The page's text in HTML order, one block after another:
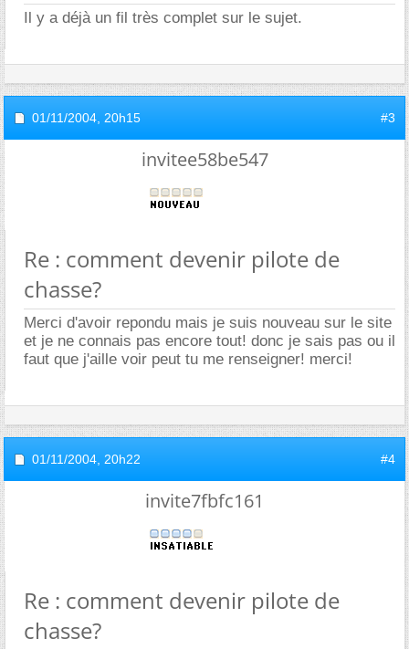
Il y a déjà un fil très complet sur le sujet.
01/11/2004, 20h15 #3
invitee58be547
Re : comment devenir pilote de
chasse?
Merci d'avoir repondu mais je suis nouveau sur le site
et je ne connais pas encore tout! donc je sais pas ou il
faut que j'aille voir peut tu me renseigner! merci!
01/11/2004, 20h22 #4
invite7fbfc161
Re : comment devenir pilote de
chasse?